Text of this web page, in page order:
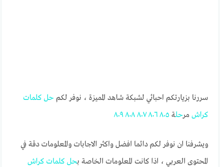
سررنا بزيارتكم احبائي لشبكة شاهد المميزة ، نوفر لكم حل كلمات
كراش مرحلة٨٠٥ ٨٠٦ ٨٠٧ ٨٠٨ ٨٠٩
ويشرفنا ان نوفر لكم دائما افضل واكثر الاجابات والمعلومات دقة في
المحتوى العربي ، اذا كانت المعلومات الخاصة بحل كلمات كراش